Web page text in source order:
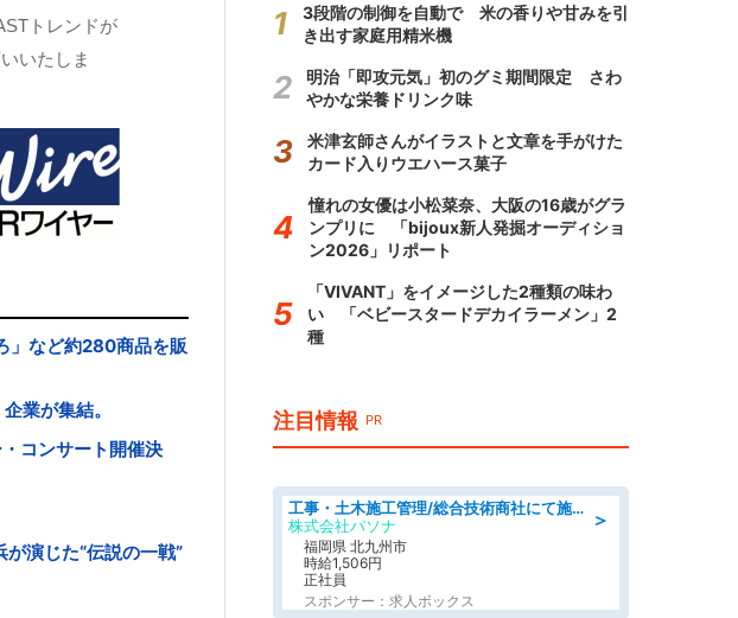
トレンドが
いたしま
」など約280商品を販
業が集結。
コンサート開催決
演じた“伝説の一戦”
3段階の制御を自動で 米の香りや甘みを引
き出す家庭用精米機
明治「即攻元気」初のグミ期間限定 さわ
やかな栄養ドリンク味
米津玄師さんがイラストと文章を手がけた
カード入りウエハース菓子
憧れの女優は小松菜奈、大阪の16歳がグラ
ンプリに 「bijoux新人発掘オーディショ
ン2026」リポート
「VIVANT」をイメージした2種類の味わ
い 「ベビースタードデカイラーメン」2
種
注目情報 PR
＞
工事・土木施工管理/総合技術商社にて施工管理のお仕事/即日勤務可/車通勤可/工事・土木施工管理/生産・品質管理
株式会社パソナ
福岡県 北九州市
時給1,506円
正社員
スポンサー：求人ボックス